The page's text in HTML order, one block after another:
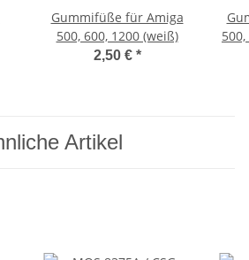
Gummifüße für Amiga
500, 600, 1200 (weiß)
2,50 € *
Artikel